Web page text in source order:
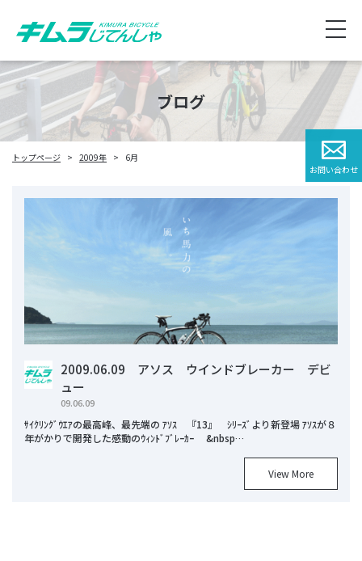
ブログ
トップページ 2009年 6月
2009.06.09 アソス ウインドブレーカー デビ
ュー
09.06.09
ｻｲｸﾘﾝｸﾞｳｴｱの最高峰、最先端の ｱｿｽ 『13』 ｼﾘｰｽﾞより新登場 ｱｿｽが８
年がかりで開発した感動のｳｨﾝﾄﾞﾌﾞﾚｰｶｰ &nbsp…
View More
お問い合わせ